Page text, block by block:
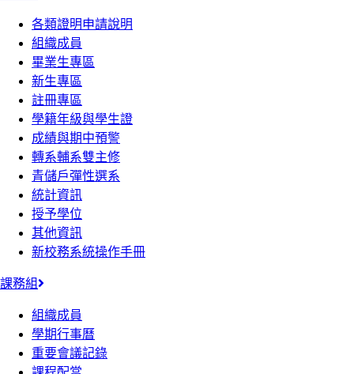
各類證明申請說明
組織成員
畢業生專區
新生專區
註冊專區
學籍年級與學生證
成績與期中預警
轉系輔系雙主修
青儲戶彈性選系
統計資訊
授予學位
其他資訊
新校務系統操作手冊
課務組
組織成員
學期行事曆
重要會議記錄